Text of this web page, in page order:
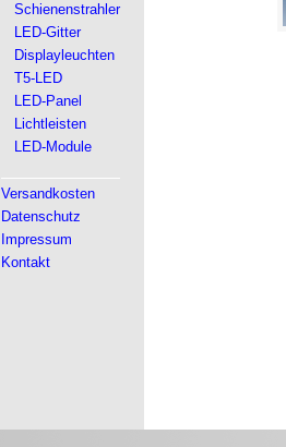
Schienenstrahler
LED-Gitter
Displayleuchten
T5-LED
LED-Panel
Lichtleisten
LED-Module
Versandkosten
Datenschutz
Impressum
Kontakt